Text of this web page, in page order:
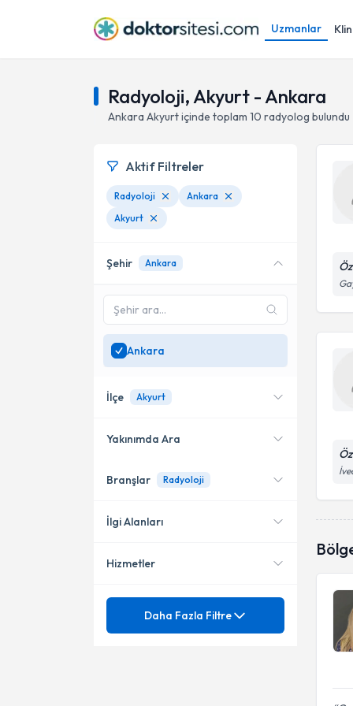
Uzmanlar
Radyoloji, Akyurt - Ankara
Ankara Akyurtiçinde toplam 10 radyolog bulundu
Aktif Filtreler
Radyoloji
Ankara
Akyurt
Şehir Ankara
Ankara
İlçe Akyurt
Çankaya
Yenimahalle
Sincan
Yakınımda Ara
Konumuma yakın uzmanları
Branşlar Radyoloji
Radyoloji
İlgi Alanları
Düz Röntgen Filmi
Hizmetler
Ünvan
Daha Fazla Filtre